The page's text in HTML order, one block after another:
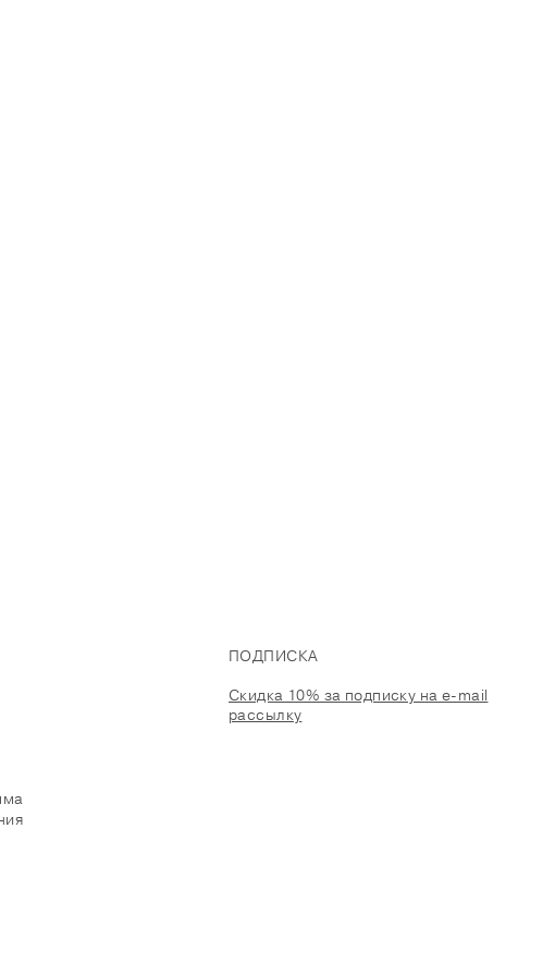
ПОДПИСКА
Скидка 10% за подписку на e-mail
рассылку